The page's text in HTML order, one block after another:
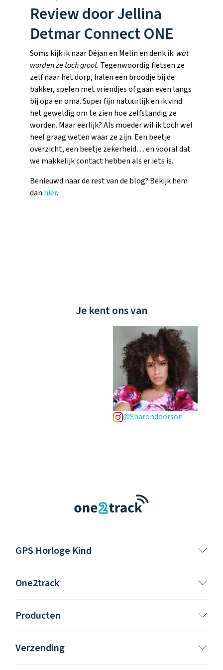
Tweedekans
horloges
Ontdek alle
horloges
Kies je eigen
kleur, naam en
icoon en maak
je horloge
helemaal van
jou.
Handleiding
Recensies
Werken bij
Stichting
Jarige Job
Review door Jellina
Detmar Connect ONE
Soms kijk ik naar Déjan en Melin en denk ik: wat
worden ze toch groot. Tegenwoordig fietsen ze
zelf naar het dorp, halen een broodje bij de
bakker, spelen met vriendjes of gaan even langs
bij opa en oma. Super fijn natuurlijk en ik vind
het geweldig om te zien hoe zelfstandig ze
worden. Maar eerlijk? Als moeder wil ik toch wel
heel graag weten waar ze zijn. Een beetje
overzicht, een beetje zekerheid… en vooral dat
we makkelijk contact hebben als er iets is.
Benieuwd naar de rest van de blog? Bekijk hem
dan hier.
Je kent ons van
GPS Horloge Kind
One2track
Producten
Verzending